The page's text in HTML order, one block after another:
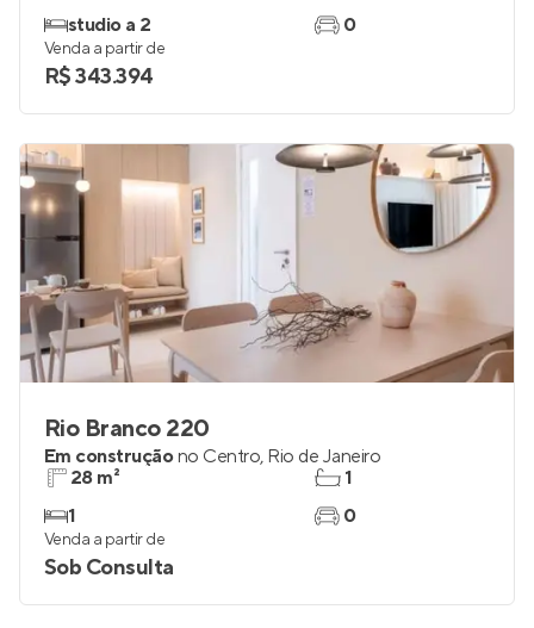
studio a 2
0
Venda a partir de
R$ 343.394
Rio Branco 220
Em construçãono Centro, Rio de Janeiro
28 m²
1
1
0
Venda a partir de
Sob Consulta